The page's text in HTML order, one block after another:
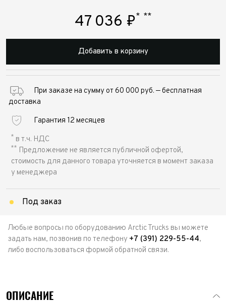
47 036 ₽* **
Добавить в корзину
При заказе на сумму от 60 000 руб. — бесплатная
доставка
Гарантия 12 месяцев
* в т.ч. НДС
** Предложение не является публичной офертой,
стоимость для данного товара уточняется в момент заказа
у менеджера
Под заказ
Любые вопросы по оборудованию Arctic Trucks вы можете
задать нам, позвонив по телефону +7 (391) 229-55-44,
либо воспользоваться формой обратной связи.
ОПИСАНИЕ